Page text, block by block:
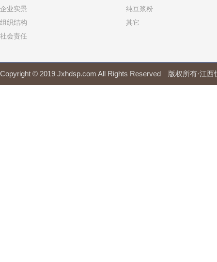
企业实景
组织结构
社会责任
纯豆浆粉
其它
Copyright © 2019 Jxhdsp.com All Rights Reserved 版权所有·江